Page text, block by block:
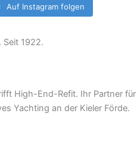
Auf Instagram folgen
Seit 1922.
High-End-Refit. Ihr Partner für
Yachting an der Kieler Förde.